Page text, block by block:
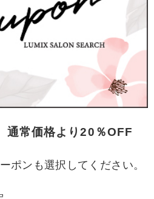
常価格より20％OFF
ポンも選択してください。